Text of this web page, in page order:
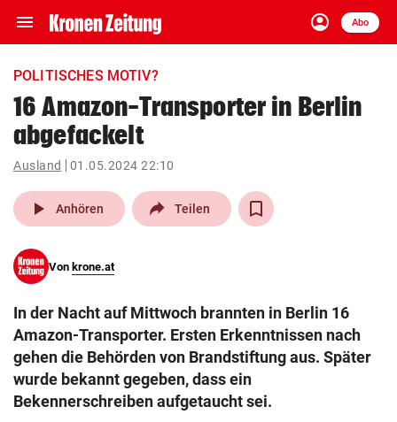
menu Navigation
ein-/ausklappen
account_circle
Anmelden
Abo
close Schließen
account_circle Anmelden
pin_drop
Wien arrow_right
search
eingeben
© Krone Multimedia GmbH & Co KG 2026
POLITISCHES MOTIV?
16 Amazon-Transporter in Berlin
abgefackelt
Ausland 01.05.2024 22:10
play_arrow Anhören Teilen
Von krone.at
In der Nacht auf Mittwoch brannten in Berlin 16
Amazon-Transporter. Ersten Erkenntnissen nach
gehen die Behörden von Brandstiftung aus. Später
wurde bekannt gegeben, dass ein
Bekennerschreiben aufgetaucht sei.